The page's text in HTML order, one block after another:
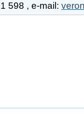
598 , e-mail: